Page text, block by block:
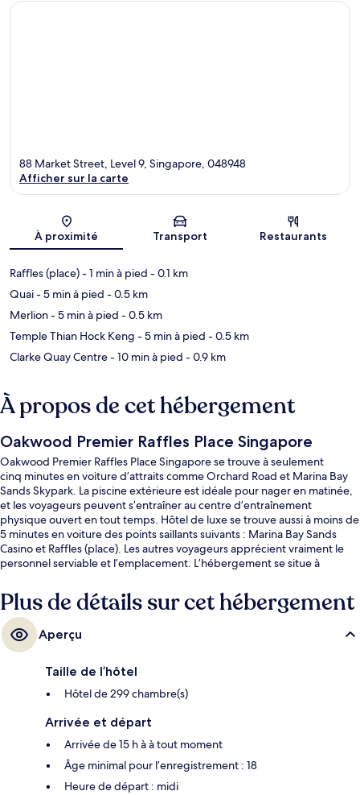
Carte
88 Market Street, Level 9, Singapore, 048948
Afficher sur la carte
À proximité Transport Restaurants
Raffles (place)- 1 min à pied - 0.1 km
Quai- 5 min à pied - 0.5 km
Merlion- 5 min à pied - 0.5 km
Temple Thian Hock Keng - 5 min à pied - 0.5 km
Clarke Quay Centre- 10 min à pied - 0.9 km
À propos de cet hébergement
Oakwood Premier Raffles Place Singapore
Oakwood Premier Raffles Place Singapore se trouve à seulement
cinq minutes en voiture d’attraits comme Orchard Road et Marina Bay
Sands Skypark. La piscine extérieure est idéale pour nager en matinée,
et les voyageurs peuvent s’entraîner au centre d’entraînement
physique ouvert en tout temps. Hôtel de luxe se trouve aussi à moins de
5 minutes en voiture des points saillants suivants : Marina Bay Sands
Casino et Raffles (place). Les autres voyageurs apprécient vraiment le
personnel serviable et l’emplacement. L’hébergement se situe à
Place se trouve à 2 minutes et Telok Ayer Station est à 5 minutes.
Plus de détails sur cet hébergement
Aperçu
Taille de l’hôtel
Hôtel de 299 chambre(s)
Arrivée et départ
Arrivée de 15 h à à tout moment
Âge minimal pour l’enregistrement : 18
Heure de départ : midi